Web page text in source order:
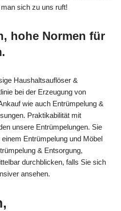
sich zu uns ruft!
hohe Normen für
Haushaltsauflöser &
bei der Erzeugung von
wie auch Entrümpelung &
Praktikabilität mit
unsere Entrümpelungen. Sie
Entrümpelung und Möbel
& Entsorgung,
durchblicken, falls Sie sich
ansehen.